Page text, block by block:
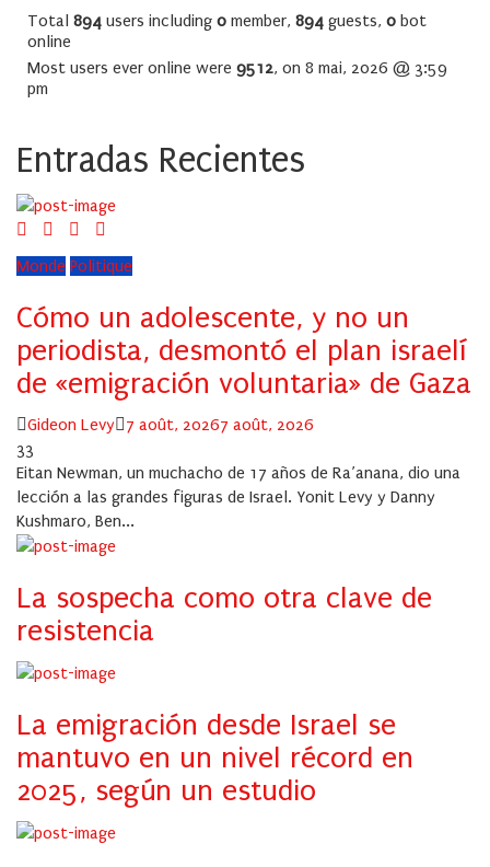
Total 894 users including 0 member, 894 guests, 0 bot
online
Most users ever online were 9512, on 8 mai, 2026 @ 3:59
pm
Entradas Recientes
Monde Politique
Cómo un adolescente, y no un
periodista, desmontó el plan israelí
de «emigración voluntaria» de Gaza
Author
Gideon Levy
Posted
7 août, 20267 août, 2026
33
Eitan Newman, un muchacho de 17 años de Ra’anana, dio una
lección a las grandes figuras de Israel. Yonit Levy y Danny
Kushmaro, Ben...
La sospecha como otra clave de
resistencia
La emigración desde Israel se
mantuvo en un nivel récord en
2025, según un estudio